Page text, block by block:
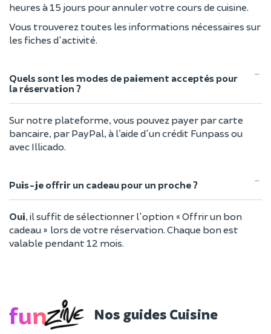
heures à 15 jours pour annuler votre cours de cuisine.
Vous trouverez toutes les informations nécessaires sur
les fiches d'activité.
Quels sont les modes de paiement acceptés pour
la réservation ?
Sur notre plateforme, vous pouvez payer par carte
bancaire, par PayPal, à l’aide d'un crédit Funpass ou
avec Illicado.
Puis-je offrir un cadeau pour un proche ?
Oui , il suffit de sélectionner l'option « Offrir un bon
cadeau » lors de votre réservation. Chaque bon est
valable pendant 12 mois.
Nos guides Cuisine